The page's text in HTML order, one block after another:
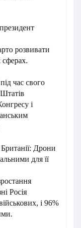
розвивати
сферах.
час свого
і
Дрони
для її
Росія
і 96%